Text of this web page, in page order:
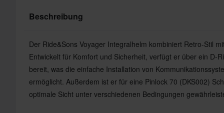
Beschreibung
Der Ride&Sons Voyager Integralhelm kombiniert Retro-Stil
Entwickelt für Komfort und Sicherheit, verfügt er über ein D-
bereit, was die einfache Installation von
ermöglicht. Außerdem ist er für eine Pinlock 70 (DKS002)
optimale Sicht unter verschiedenen Bedingungen